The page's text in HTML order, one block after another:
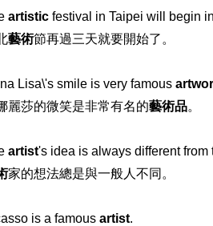
artisticfestival in Taipei will begin
藝術節再過三天就要開始了。
Lisa\'s smile is very famous
麗莎的微笑是非常有名的藝術品。
artist's idea is always different from
家的想法總是與一般人不同。
is a famous artist.